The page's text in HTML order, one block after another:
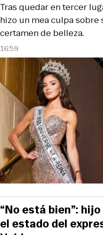
16:59
Tras quedar en tercer
hizo un mea culpa
certamen de belleza.
“No está bien”:
el estado del